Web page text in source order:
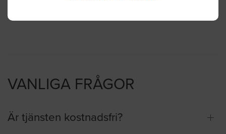
VANLIGA FRÅGOR
Är tjänsten kostnadsfri?